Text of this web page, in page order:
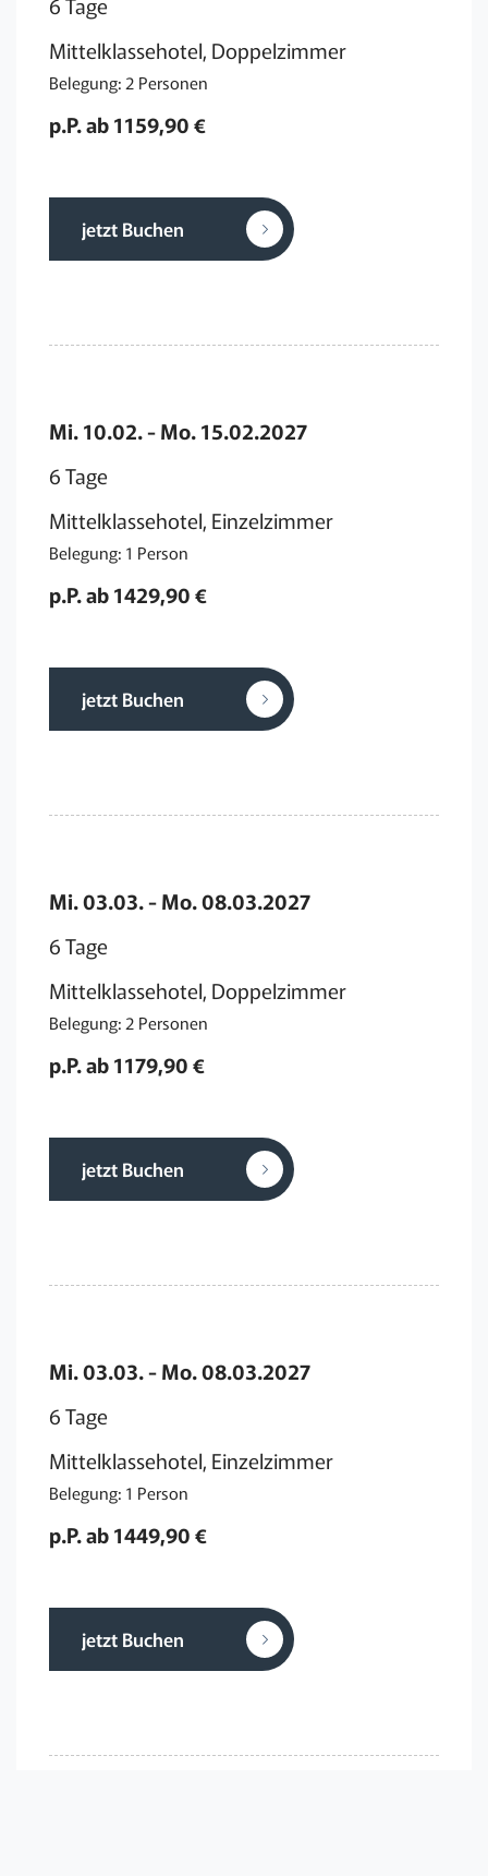
Mittelklassehotel, Doppelzimmer
Belegung: 2 Personen
p.P. ab 1159,90 €
jetzt Buchen
Mi. 10.02. - Mo. 15.02.2027
6 Tage
Mittelklassehotel, Einzelzimmer
Belegung: 1 Person
p.P. ab 1429,90 €
jetzt Buchen
Mi. 03.03. - Mo. 08.03.2027
6 Tage
Mittelklassehotel, Doppelzimmer
Belegung: 2 Personen
p.P. ab 1179,90 €
jetzt Buchen
Mi. 03.03. - Mo. 08.03.2027
6 Tage
Mittelklassehotel, Einzelzimmer
Belegung: 1 Person
p.P. ab 1449,90 €
jetzt Buchen